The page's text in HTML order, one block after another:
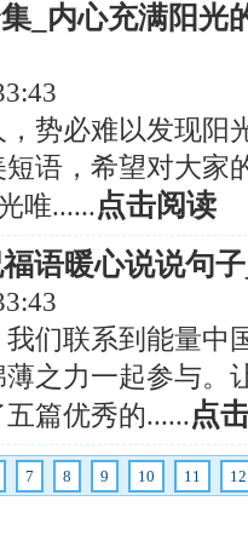
_内心充满阳光
必难以发现阳
语，希望对大家
唯......点击阅读
语暖心说说句
联系到能量中
之力一起参与。
篇优秀的......点
7 8 9 10 11 12